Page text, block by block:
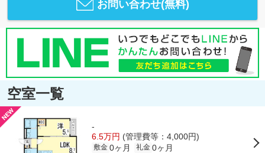
お問い合わせ(無料)
空室一覧
-
6.5万円 (管理費等：4,000円)
敷金 0ヶ月 礼金 0ヶ月